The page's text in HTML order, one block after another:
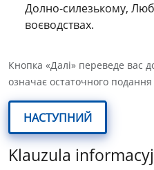
Долно-силезькому,
воєводствах.
Кнопка «Далі» переведе вас
означає остаточного подання
НАСТУПНИЙ
Klauzula